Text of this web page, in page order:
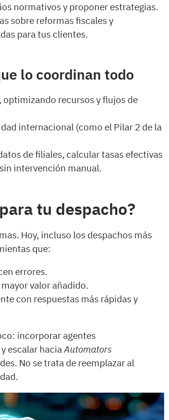
normativos y proponer estrategias.
sobre reformas fiscales y
para tus clientes.
lo coordinan todo
optimizando recursos y flujos de
internacional (como el Pilar 2 de la
de filiales, calcular tasas efectivas
intervención manual.
tu despacho?
Hoy, incluso los despachos más
que:
errores.
valor añadido.
con respuestas más rápidas y
incorporar agentes
escalar haciaAutomators
No se trata de reemplazar al